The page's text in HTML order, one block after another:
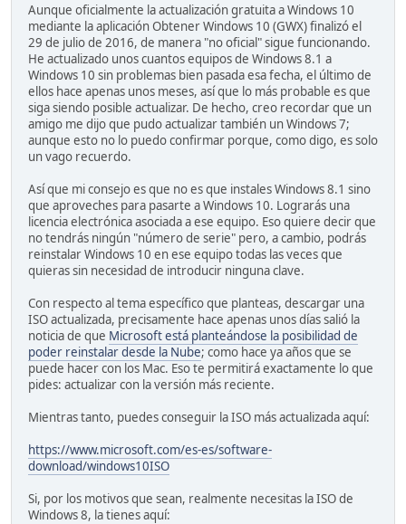
Aunque oficialmente la actualización gratuita a Windows 10
mediante la aplicación Obtener Windows 10 (GWX) finalizó el
29 de julio de 2016, de manera "no oficial" sigue funcionando.
He actualizado unos cuantos equipos de Windows 8.1 a
Windows 10 sin problemas bien pasada esa fecha, el último de
ellos hace apenas unos meses, así que lo más probable es que
siga siendo posible actualizar. De hecho, creo recordar que un
amigo me dijo que pudo actualizar también un Windows 7;
aunque esto no lo puedo confirmar porque, como digo, es solo
un vago recuerdo.
Así que mi consejo es que no es que instales Windows 8.1 sino
que aproveches para pasarte a Windows 10. Lograrás una
licencia electrónica asociada a ese equipo. Eso quiere decir que
no tendrás ningún "número de serie" pero, a cambio, podrás
reinstalar Windows 10 en ese equipo todas las veces que
quieras sin necesidad de introducir ninguna clave.
Con respecto al tema específico que planteas, descargar una
ISO actualizada, precisamente hace apenas unos días salió la
noticia de que Microsoft está planteándose la posibilidad de
poder reinstalar desde la Nube; como hace ya años que se
puede hacer con los Mac. Eso te permitirá exactamente lo que
pides: actualizar con la versión más reciente.
Mientras tanto, puedes conseguir la ISO más actualizada aquí:
https://www.microsoft.com/es-es/software-
download/windows10ISO
Si, por los motivos que sean, realmente necesitas la ISO de
Windows 8, la tienes aquí: